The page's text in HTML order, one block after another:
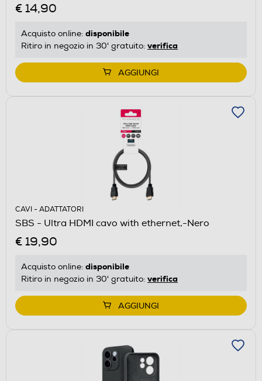
€ 14,90
Acquisto online: disponibile
Ritiro in negozio in 30' gratuito: verifica
AGGIUNGI
CAVI - ADATTATORI
SBS - Ultra HDMI cavo with ethernet,-Nero
€ 19,90
Acquisto online: disponibile
Ritiro in negozio in 30' gratuito: verifica
AGGIUNGI